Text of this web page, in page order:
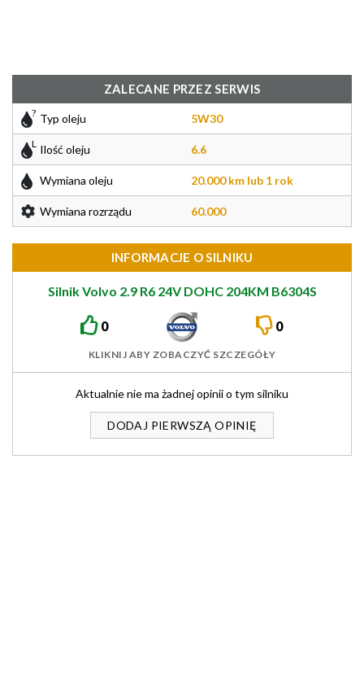
ZALECANE PRZEZ SERWIS
Typ oleju 5W30
Ilość oleju 6.6
Wymiana oleju 20.000 km lub 1 rok
Wymiana rozrządu 60.000
INFORMACJE O SILNIKU
Silnik Volvo 2.9 R6 24V DOHC 204KM B6304S
0 0
KLIKNIJ ABY ZOBACZYĆ SZCZEGÓŁY
Aktualnie nie ma żadnej opinii o tym silniku
DODAJ PIERWSZĄ OPINIĘ